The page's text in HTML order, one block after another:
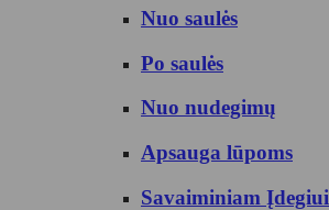
Nuo saulės
Po saulės
Nuo nudegimų
Apsauga lūpoms
Savaiminiam Įdegiui